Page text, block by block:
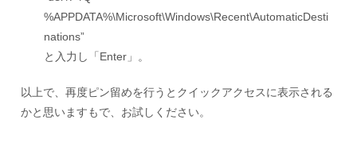
%APPDATA%\Microsoft\Windows\Recent\AutomaticDesti
nations”
と入力し「Enter」。
以上で、再度ピン留めを行うとクイックアクセスに表示される
かと思いますもで、お試しください。